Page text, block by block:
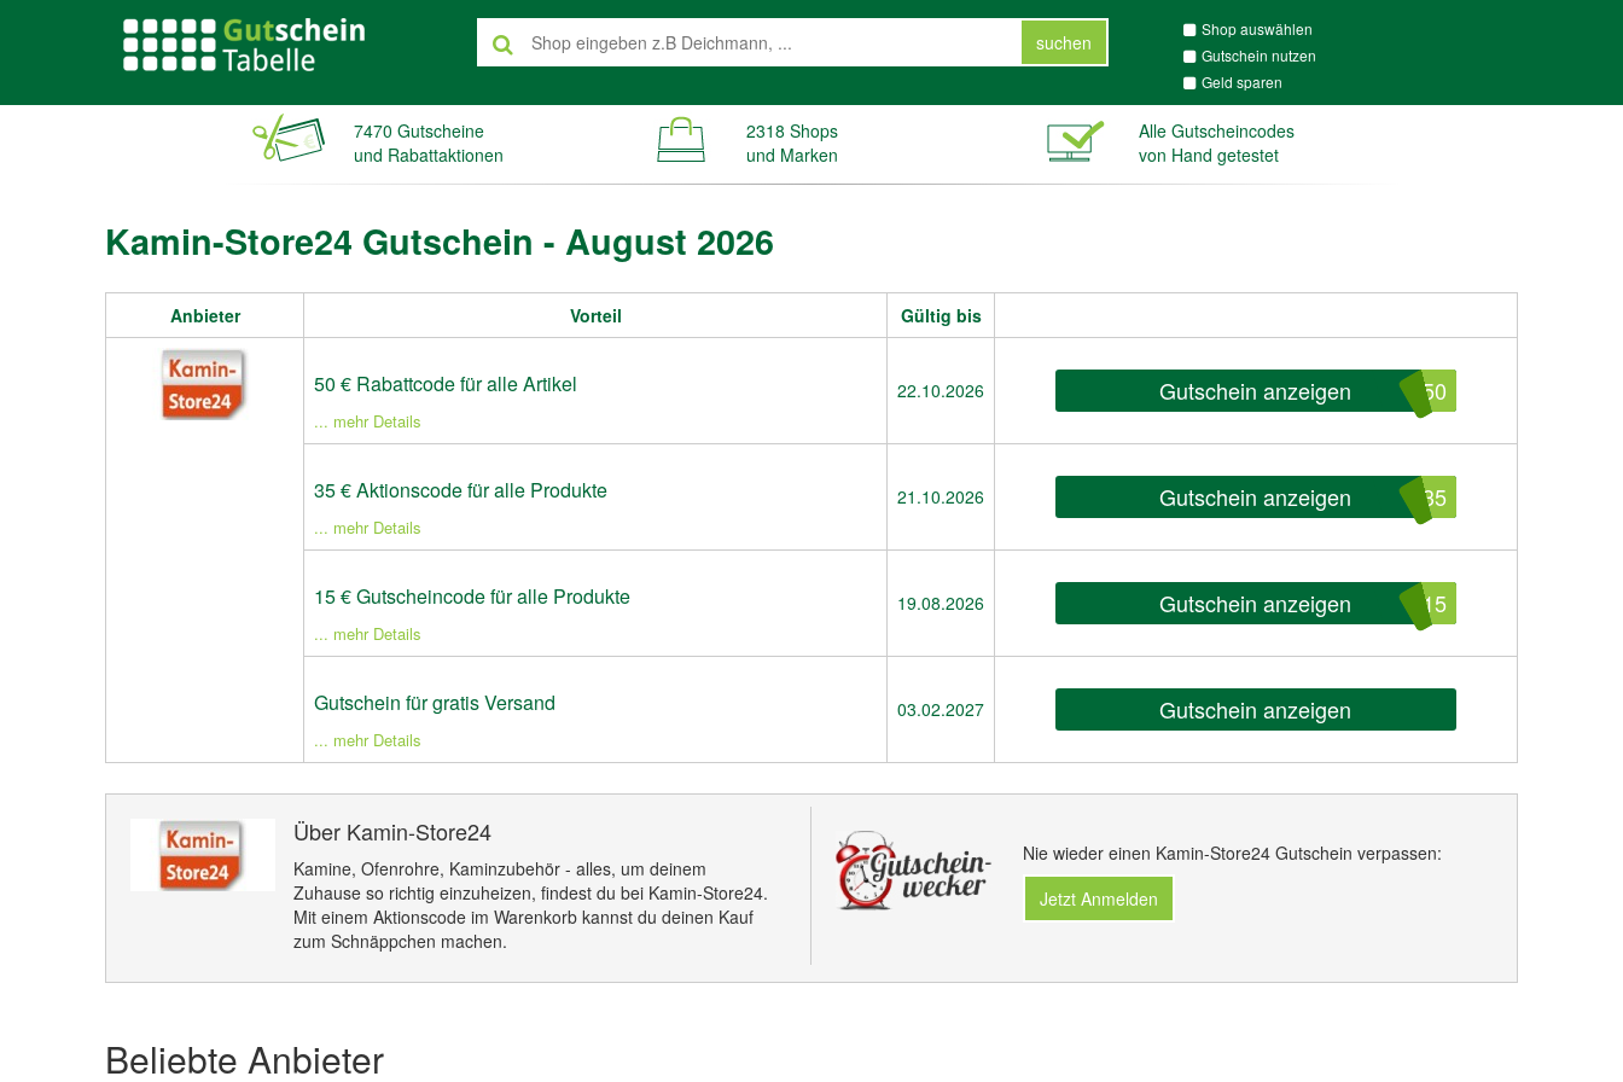
suchen
Shop auswählen
Gutschein nutzen
Geld sparen
7470 Gutscheine
und Rabattaktionen
2318 Shops
und Marken
Alle Gutscheincodes
von Hand getestet
Kamin-Store24 Gutschein - August 2026
Anbieter Vorteil Gültig bis
50 € Rabattcode für alle Artikel
... mehr Details
22.10.2026 Gutschein anzeigen 050
35 € Aktionscode für alle Produkte
... mehr Details
21.10.2026 Gutschein anzeigen 035
15 € Gutscheincode für alle Produkte
... mehr Details
19.08.2026 Gutschein anzeigen 015
Gutschein für gratis Versand
... mehr Details
03.02.2027 Gutschein anzeigen
Über Kamin-Store24
Kamine, Ofenrohre, Kaminzubehör - alles, um deinem
Zuhause so richtig einzuheizen, findest du bei Kamin-Store24.
Mit einem Aktionscode im Warenkorb kannst du deinen Kauf
zum Schnäppchen machen.
Nie wieder einen Kamin-Store24 Gutschein verpassen:
Jetzt Anmelden
Beliebte Anbieter